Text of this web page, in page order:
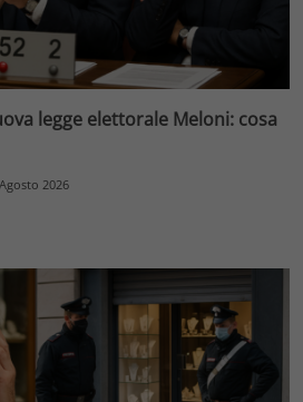
legge elettorale Meloni: cosa
2026